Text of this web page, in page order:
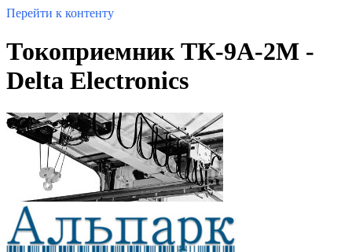
Перейти к контенту
Токоприемник ТК-9А-2М -
Delta Electronics